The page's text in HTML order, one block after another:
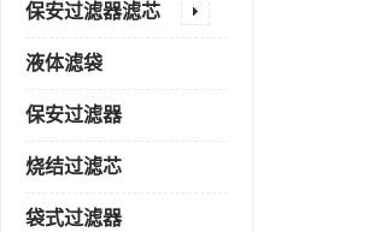
保安过滤器滤芯
液体滤袋
保安过滤器
烧结过滤芯
袋式过滤器